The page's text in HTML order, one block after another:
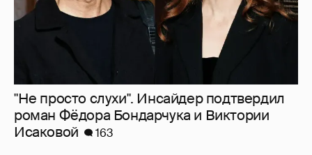
"Не просто слухи". Инсайдер подтвердил
роман Фёдора Бондарчука и Виктории
Исаковой
163